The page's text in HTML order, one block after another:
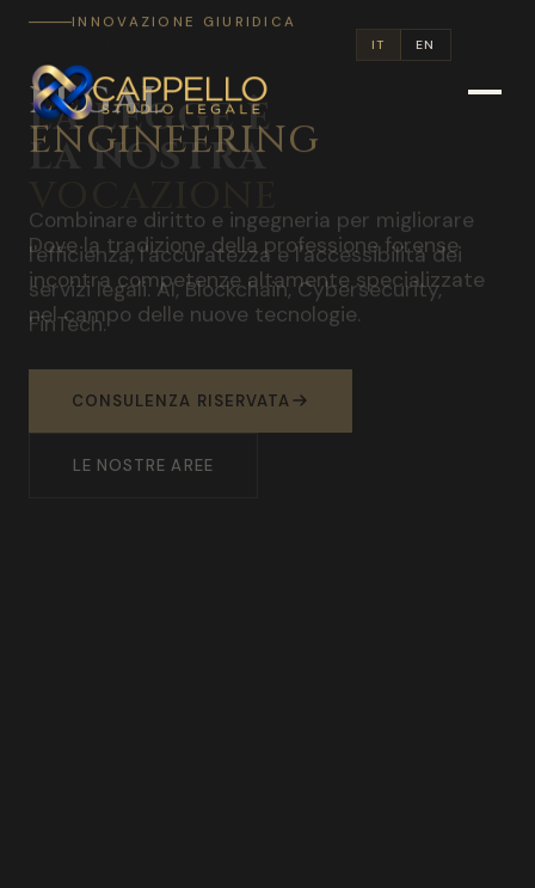
IT EN
INNOVAZIONE GIURIDICA
LEGAL
ENGINEERING
l'efficienza, l'accuratezza e l'accessibilità dei
servizi legali. AI, Blockchain, Cybersecurity,
FinTech.
SCOPRI DI PIU
LEGALENGINEERING.IT